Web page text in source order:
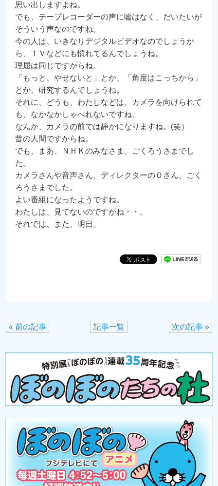
思い出しますよね。
でも、テープレコーダーの声に嘘はなく、だいたいが
そういう声なのですね。
今の人は、いきなりデジタルビデオなのでしょうか
ら、ＴＶなどにも慣れてるんでしょうね。
理屈は同じですからね。
「もっと、やせないと」とか、「角度はこっちから」
とか、研究するんでしょうね。
それに、どうも、わたしなどは、カメラを向けられて
も、なかなかしゃべれないですね。
なんか、カメラの前では静かになりますね。(笑）
昔の人間ですからね。
でも、まあ、ＮＨＫのみなさま、ごくろうさまでし
た。
カメラさんや音声さん、ディレクターのＯさん、ごく
ろうさまでした。
よい番組になったようですね。
わたしは、見てないのですがね・・。
それでは、また、明日。
次の記事 »
記事一覧
« 前の記事